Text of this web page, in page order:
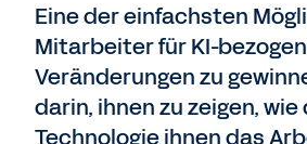
Eine der einfachsten
Mitarbeiter für KI-
Veränderungen zu
darin, ihnen zu zeigen, wie
Technologie ihnen das